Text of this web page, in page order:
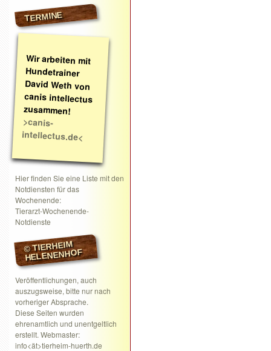
TERMINE
Wir arbeiten mit
Hundetrainer
David Weth von
canis intellectus
zusammen!
>canis-
intellectus.de<
Hier finden Sie eine Liste mit den
Notdiensten für das
Wochenende:
Tierarzt-Wochenende-
Notdienste
© TIERHEIM
HELENENHOF
Veröffentlichungen, auch
auszugsweise, bitte nur nach
vorheriger Absprache.
Diese Seiten wurden
ehrenamtlich und unentgeltlich
erstellt. Webmaster:
info<ät>tierheim-huerth.de